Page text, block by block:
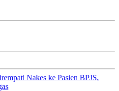
Nakes ke Pasien BPJS,